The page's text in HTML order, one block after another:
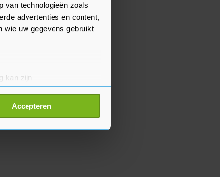
van technologieën zoals
advertenties en content,
wie uw gegevens gebruikt
kan zijn
detailgedeelte
Accepteren